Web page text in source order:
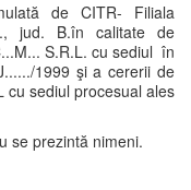
de CITR- Filiala
jud. B.în calitate de
S.R.L. cu sediul în
1999 şi a cererii de
cu sediul procesual ales
se prezintă nimeni.